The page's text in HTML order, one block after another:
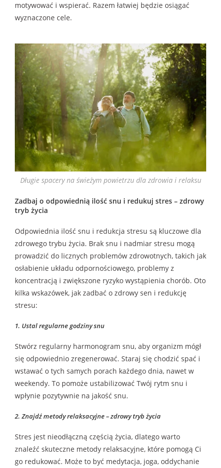
motywować i wspierać. Razem łatwiej będzie osiągać
wyznaczone cele.
Długie spacery na świeżym powietrzu dla zdrowia i relaksu
Zadbaj o odpowiednią ilość snu i redukuj stres – zdrowy
tryb życia
Odpowiednia ilość snu i redukcja stresu są kluczowe dla
zdrowego trybu życia. Brak snu i nadmiar stresu mogą
prowadzić do licznych problemów zdrowotnych, takich jak
osłabienie układu odpornościowego, problemy z
koncentracją i zwiększone ryzyko wystąpienia chorób. Oto
kilka wskazówek, jak zadbać o zdrowy sen i redukcję
stresu:
1. Ustal regularne godziny snu
Stwórz regularny harmonogram snu, aby organizm mógł
się odpowiednio zregenerować. Staraj się chodzić spać i
wstawać o tych samych porach każdego dnia, nawet w
weekendy. To pomoże ustabilizować Twój rytm snu i
wpłynie pozytywnie na jakość snu.
2. Znajdź metody relaksacyjne – zdrowy tryb życia
Stres jest nieodłączną częścią życia, dlatego warto
znaleźć skuteczne metody relaksacyjne, które pomogą Ci
go redukować. Może to być medytacja, joga, oddychanie